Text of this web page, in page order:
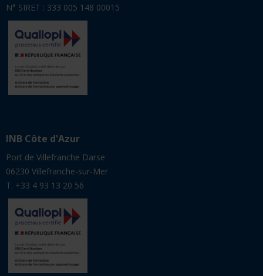
N° SIRET : 333 005 148 00015
INB Côte d'Azur
Port de Villefranche Darse
06230 Villefranche-sur-Mer
T. +33 4 93 13 20 56